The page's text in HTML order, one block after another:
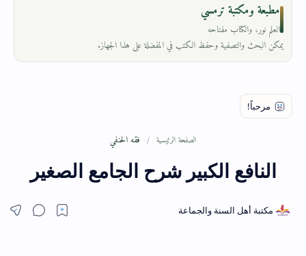
مطبعة ومكتبة ترمسي
العلم نور، والكتاب مفتاحه
يمكن البحث والتصفية وحفظ الكتب في المفضلة على هذا الجهاز.
الصفحة الرئيسية فقه الحنفي
النافع الكبير شرح الجامع الصغير